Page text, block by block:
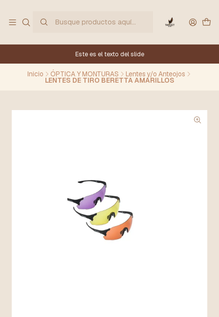
Este es el texto del slide
Inicio ÓPTICA Y MONTURAS Lentes y/o Anteojos
LENTES DE TIRO BERETTA AMARILLOS